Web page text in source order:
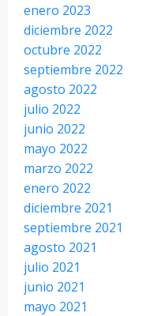
enero 2023
diciembre 2022
octubre 2022
septiembre 2022
agosto 2022
julio 2022
junio 2022
mayo 2022
marzo 2022
enero 2022
diciembre 2021
septiembre 2021
agosto 2021
julio 2021
junio 2021
mayo 2021